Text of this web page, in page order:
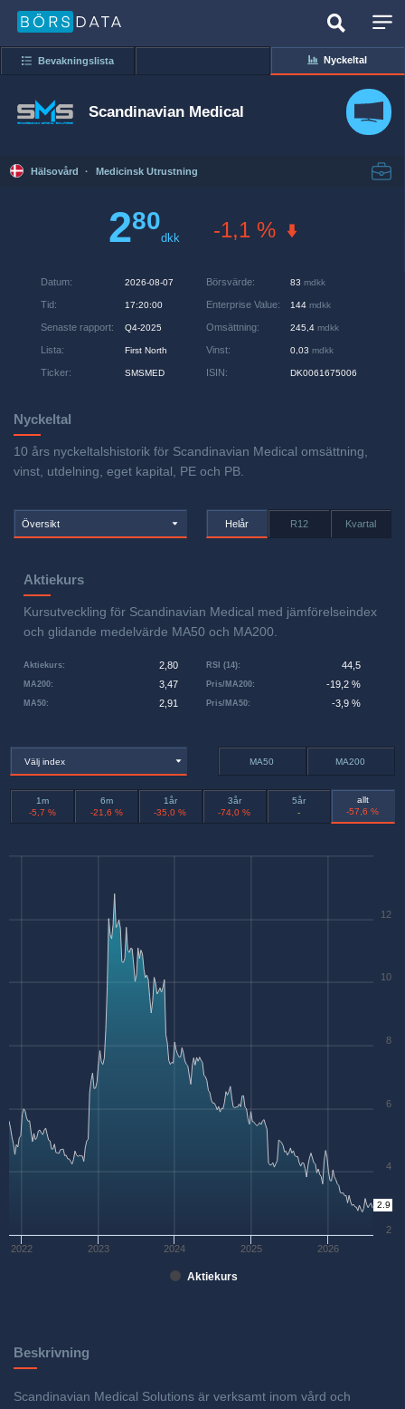
Bevakningslista Nyckeltal
Scandinavian Medical
Hälsovård · Medicinsk Utrustning
280
dkk -1,1 %
Datum: 2026-08-07
Tid: 17:20:00
Senaste rapport: Q4-2025
Lista: First North
Ticker: SMSMED
Börsvärde: 83 mdkk
Enterprise Value: 144 mdkk
Omsättning: 245,4 mdkk
Vinst: 0,03 mdkk
ISIN: DK0061675006
Nyckeltal
10 års nyckeltalshistorik för Scandinavian Medical omsättning,
vinst, utdelning, eget kapital, PE och PB.
Översikt Helår R12 Kvartal
Aktiekurs
Kursutveckling för Scandinavian Medical med jämförelseindex
och glidande medelvärde MA50 och MA200.
Aktiekurs: 2,80
MA50: 2,91
MA200: 3,47 Pris/MA200: -19,2 %
RSI (14): 44,5
Pris/MA50: -3,9 %
Välj index MA50 MA200
1m
-5,7 %
6m
-21,6 %
1år
-35,0 %
3år
-74,0 %
5år
-
allt
-57,6 %
Aktiekurs
2022 2023 2024 2025 2026
2
4
6
8
10
12
2.9
Beskrivning
Scandinavian Medical Solutions är verksamt inom vård och